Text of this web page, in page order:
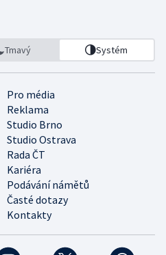
Tmavý Systém
Pro média
Reklama
Studio Brno
Studio Ostrava
Rada ČT
Kariéra
Podávání námětů
Časté dotazy
Kontakty